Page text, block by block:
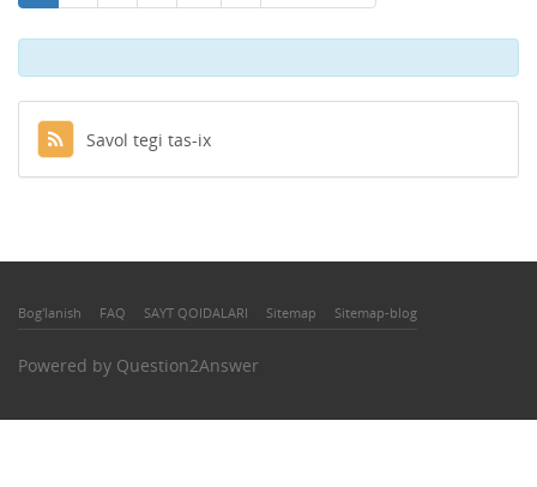
Savol tegi tas-ix
Bog'lanish FAQ SAYT QOIDALARI Sitemap Sitemap-blog
Powered by Question2Answer